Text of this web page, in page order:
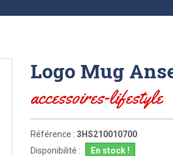
Logo Mug
accessoires-lifestyle
Référence : 3HS210010700
Disponibilité :
En stock !